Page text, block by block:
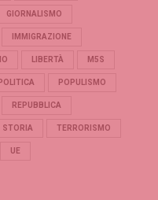
GIORNALISMO
IMMIGRAZIONE
LIBERTÀ M5S
POLITICA POPULISMO
REPUBBLICA
STORIA TERRORISMO
UE